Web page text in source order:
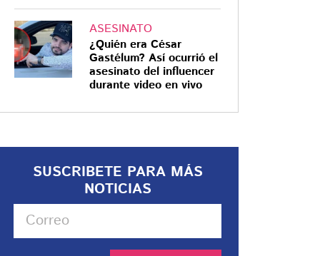
ASESINATO
¿Quién era César
Gastélum? Así ocurrió el
asesinato del influencer
durante video en vivo
SUSCRIBETE PARA MÁS
NOTICIAS